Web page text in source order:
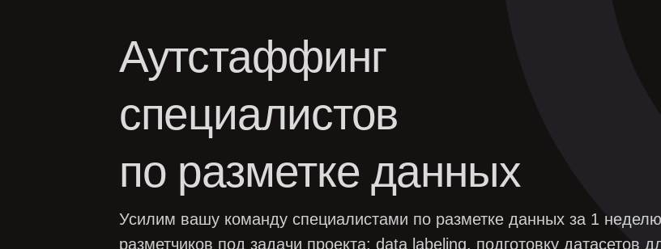
Усилим вашу команду специалистами по разметке данных за 1 неделю. Подберем
разметчиков под задачи проекта: data labeling, подготовку датасетов для AI/ML-
моделей, разметку текстов, изображений, документов, диалогов и данных для
специалистов
по разметке данных